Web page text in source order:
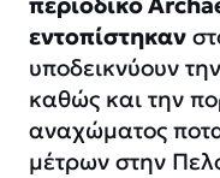
εντοπίστηκαν
υποδεικνύουν
καθώς και την
αναχώματος
μέτρων στην